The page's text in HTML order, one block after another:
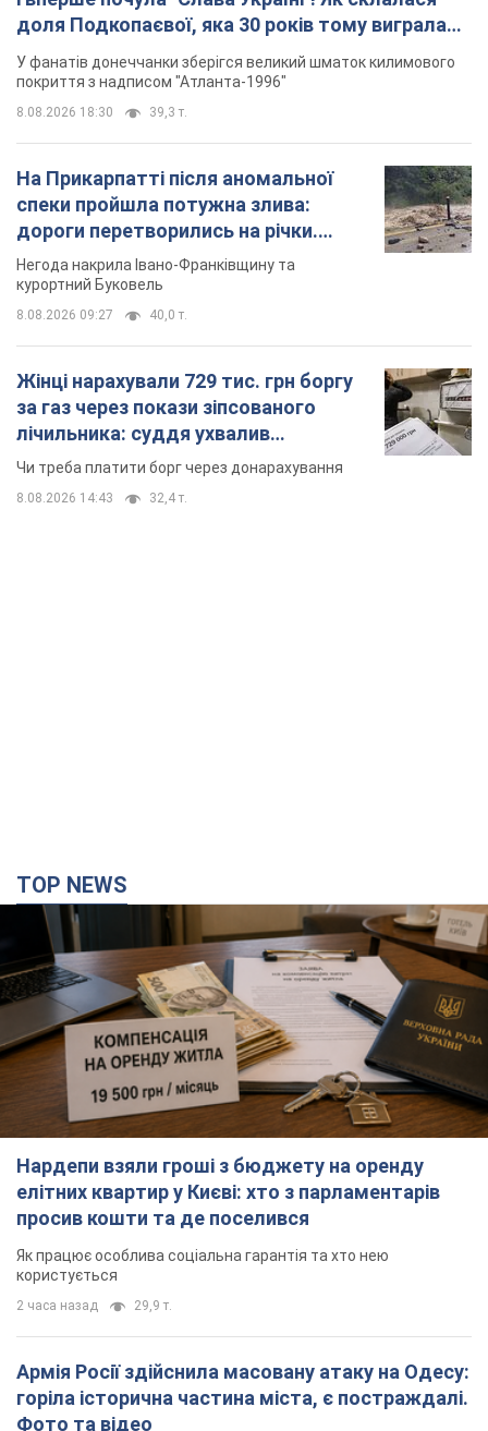
доля Подкопаєвої, яка 30 років тому виграла
"золото" Олімпіади
У фанатів донеччанки зберігся великий шматок килимового
покриття з надписом "Атланта-1996"
8.08.2026 18:30 39,3 т.
На Прикарпатті після аномальної
спеки пройшла потужна злива:
дороги перетворились на річки.
Відео
Негода накрила Івано-Франківщину та
курортний Буковель
8.08.2026 09:27 40,0 т.
Жінці нарахували 729 тис. грн боргу
за газ через покази зіпсованого
лічильника: суддя ухвалив
неочікуване рішення
Чи треба платити борг через донарахування
8.08.2026 14:43 32,4 т.
TOP NEWS
Нардепи взяли гроші з бюджету на оренду
елітних квартир у Києві: хто з парламентарів
просив кошти та де поселився
Як працює особлива соціальна гарантія та хто нею
користується
2 часа назад 29,9 т.
Армія Росії здійснила масовану атаку на Одесу:
горіла історична частина міста, є постраждалі.
Фото та відео